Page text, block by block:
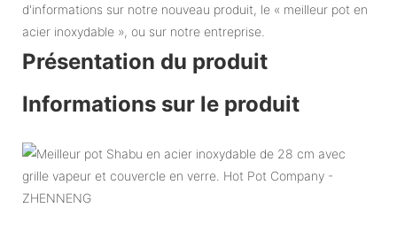
d'informations sur notre nouveau produit, le « meilleur pot en
acier inoxydable », ou sur notre entreprise.
Présentation du produit
Informations sur le produit